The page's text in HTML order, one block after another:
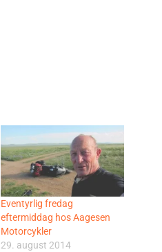
Eventyrlig fredag
eftermiddag hos Aagesen
Motorcykler
29. august 2014